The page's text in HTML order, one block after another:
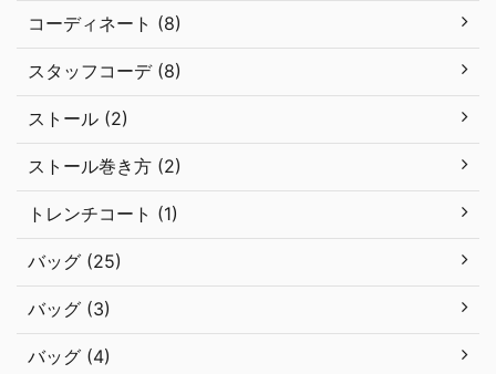
コーディネート (8)
スタッフコーデ (8)
ストール (2)
ストール巻き方 (2)
トレンチコート (1)
バッグ (25)
バッグ (3)
バッグ (4)